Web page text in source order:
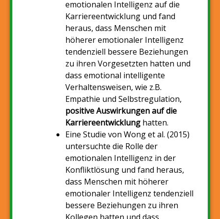
emotionalen Intelligenz auf die
Karriereentwicklung und fand
heraus, dass Menschen mit
höherer emotionaler Intelligenz
tendenziell bessere Beziehungen
zu ihren Vorgesetzten hatten und
dass emotional intelligente
Verhaltensweisen, wie z.B.
Empathie und Selbstregulation,
positive Auswirkungen auf die
Karriereentwicklung hatten.
Eine Studie von Wong et al. (2015)
untersuchte die Rolle der
emotionalen Intelligenz in der
Konfliktlösung und fand heraus,
dass Menschen mit höherer
emotionaler Intelligenz tendenziell
bessere Beziehungen zu ihren